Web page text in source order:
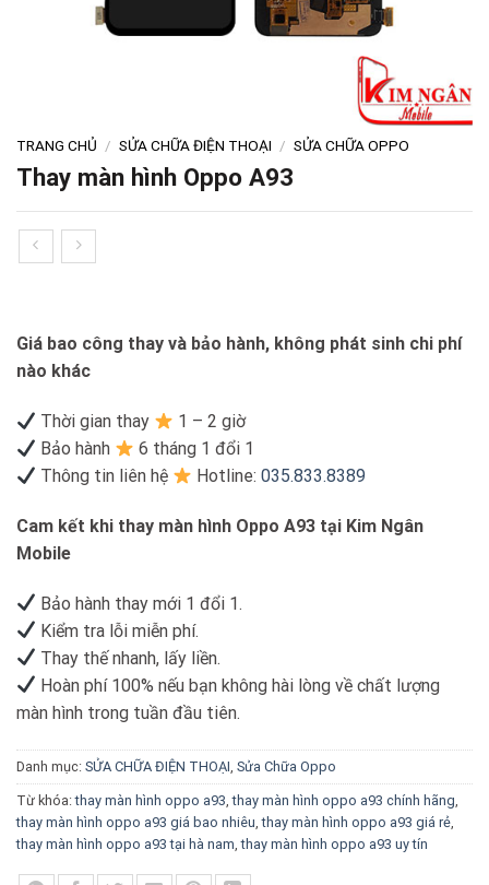
TRANG CHỦ / SỬA CHỮA ĐIỆN THOẠI / SỬA CHỮA OPPO
Thay màn hình Oppo A93
Giá bao công thay và bảo hành, không phát sinh chi phí
nào khác
Thời gian thay
1 – 2 giờ
Bảo hành
6 tháng 1 đổi 1
Thông tin liên hệ
Hotline:035.833.8389
Cam kết khi thay màn hình Oppo A93 tại Kim Ngân
Mobile
Bảo hành thay mới 1 đổi 1.
Kiểm tra lỗi miễn phí.
Thay thế nhanh, lấy liền.
Hoàn phí 100% nếu bạn không hài lòng về chất lượng
màn hình trong tuần đầu tiên.
Danh mục: SỬA CHỮA ĐIỆN THOẠI Sửa Chữa Oppo
Từ khóa:thay màn hình oppo a93 ,thay màn hình oppo a93 chính hãng
thay màn hình oppo a93 giá bao nhiêu ,thay màn hình oppo a93 giá rẻ
thay màn hình oppo a93 tại hà nam ,thay màn hình oppo a93 uy tín